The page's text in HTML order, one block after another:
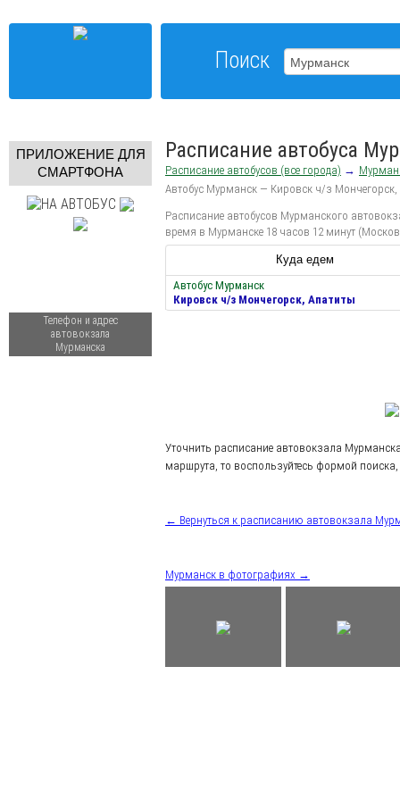
Поиск
ПРИЛОЖЕНИЕ ДЛЯ
СМАРТФОНА
Телефон и адрес
автовокзала
Мурманска
Расписание автобуса
Расписание автобусов (все города) →
Автобус Мурманск — Кировск ч/з Мончегорск,
Расписание автобусов Мурманского
время в Мурманске 18 часов 12 минут
Куда едем
Автобус Мурманск
Кировск ч/з Мончегорск, Апатиты
Уточнить расписание автовокзала
маршрута, то воспользуйтесь формой
← Вернуться к расписанию автовокзала
Мурманск в фотографиях →